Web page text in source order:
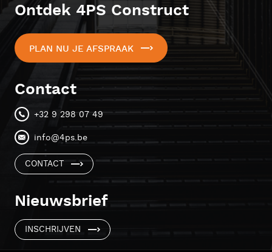
Ontdek 4PS Construct
PLAN NU JE AFSPRAAK
Contact
+32 9 298 07 49
info@4ps.be
CONTACT
Nieuwsbrief
INSCHRIJVEN